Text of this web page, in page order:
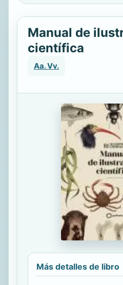
Manual de
científica
Aa. Vv.
Más detalles de libro